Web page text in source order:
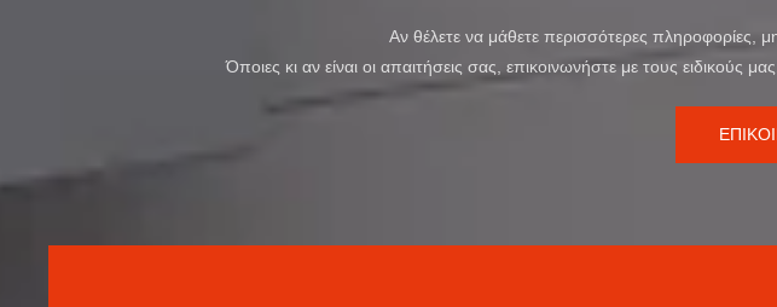
Αν θέλετε να μάθετε περισσότερες πληροφορίες,
Όποιες κι αν είναι οι απαιτήσεις σας, επικοινωνήστε με τους